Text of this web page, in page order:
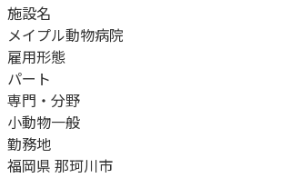
施設名
メイプル動物病院
雇用形態
パート
専門・分野
小動物一般
勤務地
福岡県 那珂川市